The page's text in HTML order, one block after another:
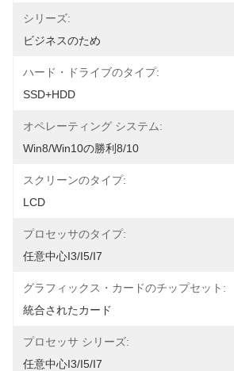
シリーズ:
ビジネスのため
ハード・ドライブのタイプ:
SSD+HDD
オペレーティング システム:
Win8/win10の勝利8/10
スクリーンのタイプ:
LCD
プロセッサのタイプ:
任意中心i3/i5/i7
グラフィックス・カードのチップセット:
統合されたカード
プロセッサ シリーズ:
任意中心i3/i5/i7